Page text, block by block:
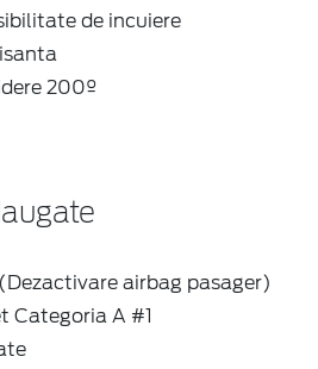
de incuiere
200º
airbag pasager)
Categoria A #1